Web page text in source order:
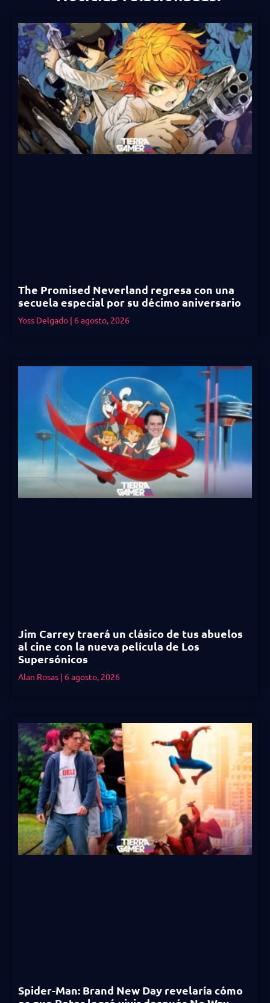
The Promised Neverland regresa con una
secuela especial por su décimo aniversario
Yoss Delgado 6 agosto, 2026
Jim Carrey traerá un clásico de tus abuelos
al cine con la nueva película de Los
Supersónicos
Alan Rosas 6 agosto, 2026
Spider-Man: Brand New Day revelaría cómo